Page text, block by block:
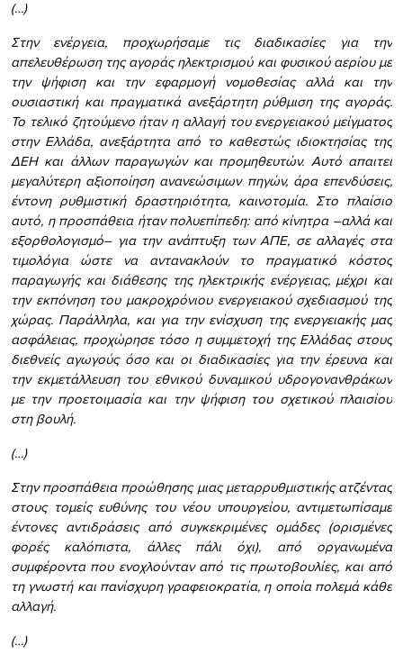
(…)
Στην ενέργεια, προχωρήσαμε τις διαδικασίες για την
απελευθέρωση της αγοράς ηλεκτρισμού και φυσικού αερίου με
την ψήφιση και την εφαρμογή νομοθεσίας αλλά και την
ουσιαστική και πραγματικά ανεξάρτητη ρύθμιση της αγοράς.
Το τελικό ζητούμενο ήταν η αλλαγή του ενεργειακού μείγματος
στην Ελλάδα, ανεξάρτητα από το καθεστώς ιδιοκτησίας της
ΔΕΗ και άλλων παραγωγών και προμηθευτών. Αυτό απαιτεί
μεγαλύτερη αξιοποίηση ανανεώσιμων πηγών, άρα επενδύσεις,
έντονη ρυθμιστική δραστηριότητα, καινοτομία. Στο πλαίσιο
αυτό, η προσπάθεια ήταν πολυεπίπεδη: από κίνητρα –αλλά και
εξορθολογισμό– για την ανάπτυξη των ΑΠΕ, σε αλλαγές στα
τιμολόγια ώστε να αντανακλούν το πραγματικό κόστος
παραγωγής και διάθεσης της ηλεκτρικής ενέργειας, μέχρι και
την εκπόνηση του μακροχρόνιου ενεργειακού σχεδιασμού της
χώρας. Παράλληλα, και για την ενίσχυση της ενεργειακής μας
ασφάλειας, προχώρησε τόσο η συμμετοχή της Ελλάδας στους
διεθνείς αγωγούς όσο και οι διαδικασίες για την έρευνα και
την εκμετάλλευση του εθνικού δυναμικού υδρογονανθράκων
με την προετοιμασία και την ψήφιση του σχετικού πλαισίου
στη βουλή.
(…)
Στην προσπάθεια προώθησης μιας μεταρρυθμιστικής ατζέντας
στους τομείς ευθύνης του νέου υπουργείου, αντιμετωπίσαμε
έντονες αντιδράσεις από συγκεκριμένες ομάδες (ορισμένες
φορές καλόπιστα, άλλες πάλι όχι), από οργανωμένα
συμφέροντα που ενοχλούνταν από τις πρωτοβουλίες, και από
τη γνωστή και πανίσχυρη γραφειοκρατία, η οποία πολεμά κάθε
αλλαγή.
(…)